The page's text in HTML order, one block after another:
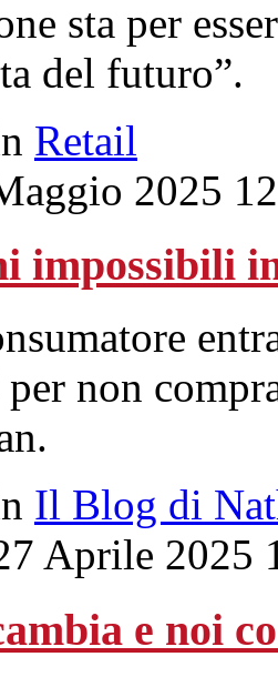
sta per
del futuro”.
Retail
2025
impossibili
non
Il Blog di
Aprile 2025
e noi